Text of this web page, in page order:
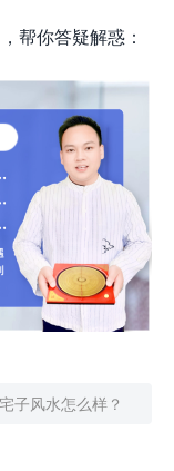
帮你答疑解惑：
子风水怎么样？